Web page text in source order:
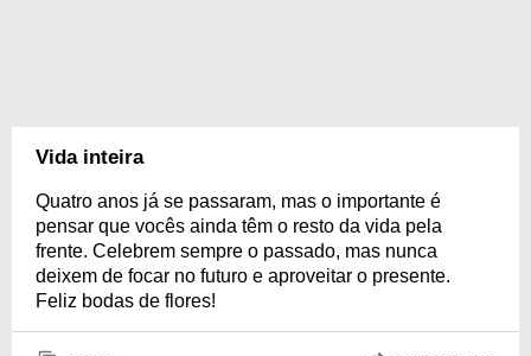
Vida inteira
Quatro anos já se passaram, mas o importante é
pensar que vocês ainda têm o resto da vida pela
frente. Celebrem sempre o passado, mas nunca
deixem de focar no futuro e aproveitar o presente.
Feliz bodas de flores!